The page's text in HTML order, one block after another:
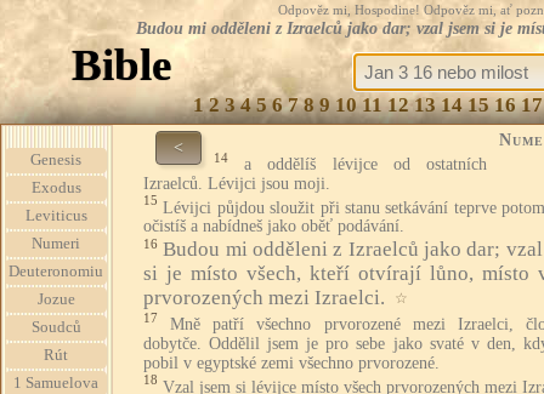
Odpověz mi, Hospodine! Odpověz mi, ať
Budou mi odděleni z Izraelců jako dar; vzal jsem si je
Bible
1 2 3 4 5 6 7 8 9 10 11 12 13 14 15 16 17
Genesis
Exodus
Leviticus
Numeri
Deuteronomiu
Jozue
Soudců
Rút
1 Samuelova
<
14
a oddělíš lévijce od ostatních
Izraelců. Lévijci jsou moji.
15 Lévijci půjdou sloužit při stanu setkávání teprve
očistíš a nabídneš jako oběť podávání.
16 Budou mi odděleni z Izraelců jako dar;
si je místo všech, kteří otvírají lůno, místo
prvorozených mezi Izraelci.
☆
17
Mně patří všechno prvorozené mezi Izraelci,
dobytče. Oddělil jsem je pro sebe jako svaté v den,
pobil v egyptské zemi všechno prvorozené.
18 Vzal jsem si lévijce místo všech prvorozených mezi